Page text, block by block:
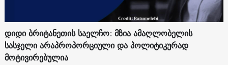
დიდი ბრიტანეთის საელჩო: მზია ამაღლობელის
სასჯელი არაპროპორციული და პოლიტიკურად
მოტივირებულია